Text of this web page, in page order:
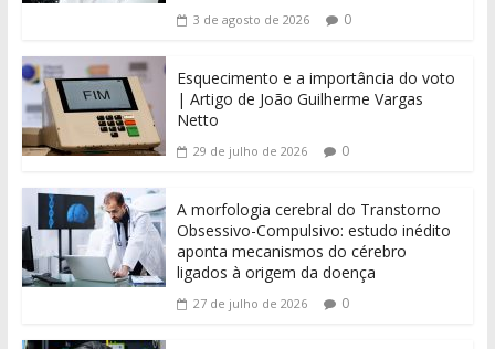
3 de agosto de 2026 0
Esquecimento e a importância do voto
| Artigo de João Guilherme Vargas
Netto
29 de julho de 2026 0
A morfologia cerebral do Transtorno
Obsessivo-Compulsivo: estudo inédito
aponta mecanismos do cérebro
ligados à origem da doença
27 de julho de 2026 0